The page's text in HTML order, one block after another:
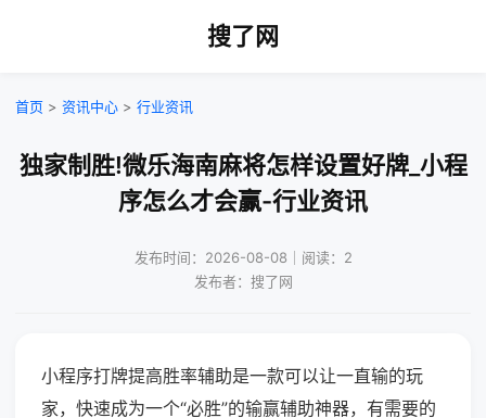
搜了网
首页 > 资讯中心 > 行业资讯
独家制胜!微乐海南麻将怎样设置好牌_小程
序怎么才会赢-行业资讯
发布时间：2026-08-08｜阅读：2
发布者：搜了网
小程序打牌提高胜率辅助是一款可以让一直输的玩
家，快速成为一个“必胜”的输赢辅助神器，有需要的